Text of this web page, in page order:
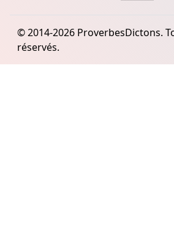
© 2014-2026 ProverbesDictons.
réservés.